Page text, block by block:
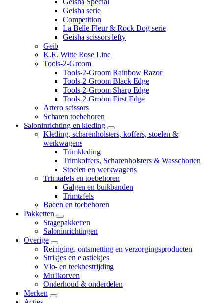
Geisha serie
Competition
La Belle Fleur & Rock Dog serie
Geisha scissors lefty
Geib
K.R. Witte Rose Line
Tools-2-Groom
Tools-2-Groom Rainbow Razor
Tools-2-Groom Black Edge
Tools-2-Groom Sharp Edge
Tools-2-Groom First Edge
Artero scissors
Scharen toebehoren
Salon­inrichting en kleding
Kleding, scharenholsters, koffers, stoelen &
werkwagens
Trimkleding
Trimkoffers, Scharenholsters & Wasschorten
Stoelen en werkwagens
Trimtafels en toebehoren
Galgen en buikbanden
Trimtafels
Baden en toebehoren
Pakketten
Stagepakketten
Saloninrichtingen
Overige
Reiniging, ontsmetting en verzorgingsproducten
Strikjes en elastiekjes
Vlo- en teekbestrijding
Muilkorven
Onderhoud & onderdelen
Merken